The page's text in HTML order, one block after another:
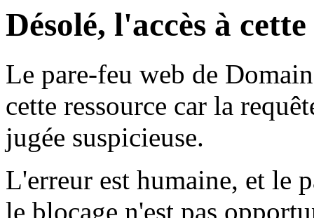
Désolé, l'accès à
Le pare-feu web de
cette ressource car la
jugée suspicieuse.
L'erreur est humaine, et le
le blocage n'est pas